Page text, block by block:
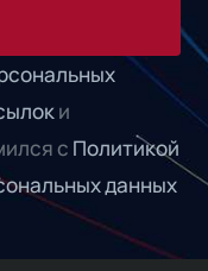
и
с Политикой
данных